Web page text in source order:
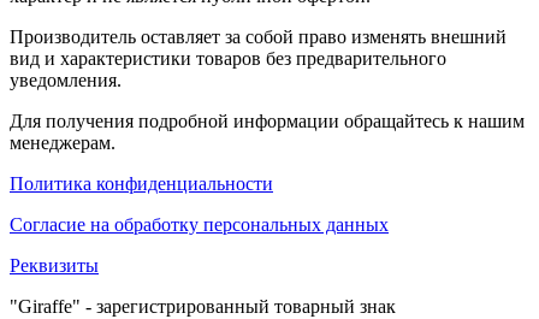
Производитель оставляет за собой право изменять внешний
вид и характеристики товаров без предварительного
уведомления.
Для получения подробной информации обращайтесь к нашим
менеджерам.
Политика конфиденциальности
Согласие на обработку персональных данных
Реквизиты
"Giraffe" - зарегистрированный товарный знак